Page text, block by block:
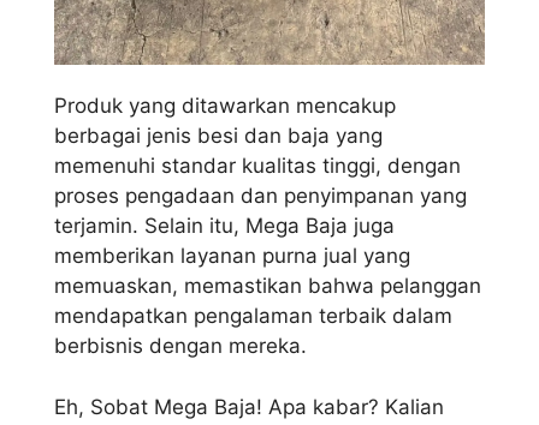
Produk yang ditawarkan mencakup
berbagai jenis besi dan baja yang
memenuhi standar kualitas tinggi, dengan
proses pengadaan dan penyimpanan yang
terjamin. Selain itu, Mega Baja juga
memberikan layanan purna jual yang
memuaskan, memastikan bahwa pelanggan
mendapatkan pengalaman terbaik dalam
berbisnis dengan mereka.
Eh, Sobat Mega Baja! Apa kabar? Kalian